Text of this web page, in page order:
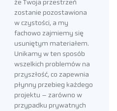
że Twoja przestrzeń
zostanie pozostawiona
w czystości, a my
fachowo zajmiemy się
usuniętym materiałem.
Unikamy w ten sposób
wszelkich problemów na
przyszłość, co zapewnia
płynny przebieg każdego
projektu – zarówno w
przypadku prywatnych